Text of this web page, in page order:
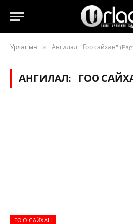
Урлаг.мн » Ангилал: "Гоо сайхан"
АНГИЛАЛ: ГОО
ГОО САЙХАН